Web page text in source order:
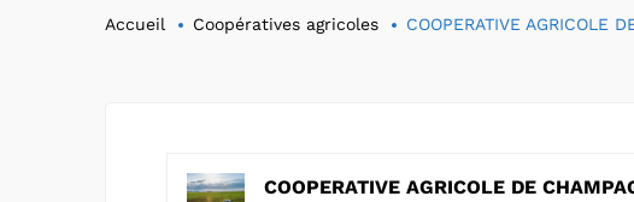
Accueil Coopératives agricoles COOPERATIVE AGRICOLE
COOPERATIVE AGRICOLE DE